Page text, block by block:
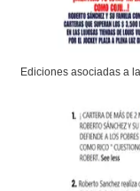
Ediciones asociadas a